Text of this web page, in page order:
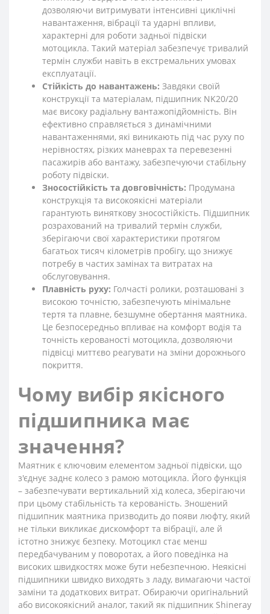
дозволяючи витримувати інтенсивні циклічні
навантаження, вібрації та ударні впливи,
характерні для роботи задньої підвіски
мотоцикла. Такий матеріал забезпечує тривалий
термін служби навіть в екстремальних умовах
експлуатації.
Стійкість до навантажень: Завдяки своїй
конструкції та матеріалам, підшипник NK20/20
має високу радіальну вантажопідйомність. Він
ефективно справляється з динамічними
навантаженнями, які виникають під час руху по
нерівностях, різких маневрах та перевезенні
пасажирів або вантажу, забезпечуючи стабільну
роботу підвіски.
Зносостійкість та довговічність: Продумана
конструкція та високоякісні матеріали
гарантують виняткову зносостійкість. Підшипник
розрахований на тривалий термін служби,
зберігаючи свої характеристики протягом
багатьох тисяч кілометрів пробігу, що знижує
потребу в частих замінах та витратах на
обслуговування.
Плавність руху: Голчасті ролики, розташовані з
високою точністю, забезпечують мінімальне
тертя та плавне, безшумне обертання маятника.
Це безпосередньо впливає на комфорт водія та
точність керованості мотоцикла, дозволяючи
підвісці миттєво реагувати на зміни дорожнього
покриття.
Чому вибір якісного
підшипника має
значення?
Маятник є ключовим елементом задньої підвіски, що
з'єднує заднє колесо з рамою мотоцикла. Його функція
– забезпечувати вертикальний хід колеса, зберігаючи
при цьому стабільність та керованість. Зношений
підшипник маятника призводить до появи люфту, який
не тільки викликає дискомфорт та вібрації, але й
істотно знижує безпеку. Мотоцикл стає менш
передбачуваним у поворотах, а його поведінка на
високих швидкостях може бути небезпечною. Неякісні
підшипники швидко виходять з ладу, вимагаючи частої
заміни та додаткових витрат. Обираючи оригінальний
або високоякісний аналог, такий як підшипник Shineray